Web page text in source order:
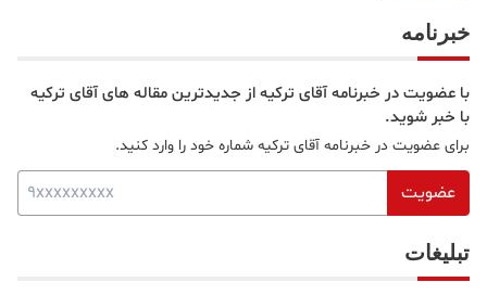
خبرنامه
با عضویت در خبرنامه آقای ترکیه از جدیدترین مقاله های آقای ترکیه
با خبر شوید.
برای عضویت در خبرنامه آقای ترکیه شماره خود را وارد کنید.
عضویت
تبلیغات